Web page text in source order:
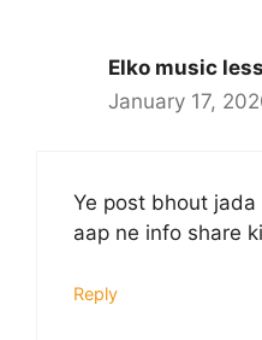
Elko music
January 17,
Ye post bhout
aap ne info share
Reply